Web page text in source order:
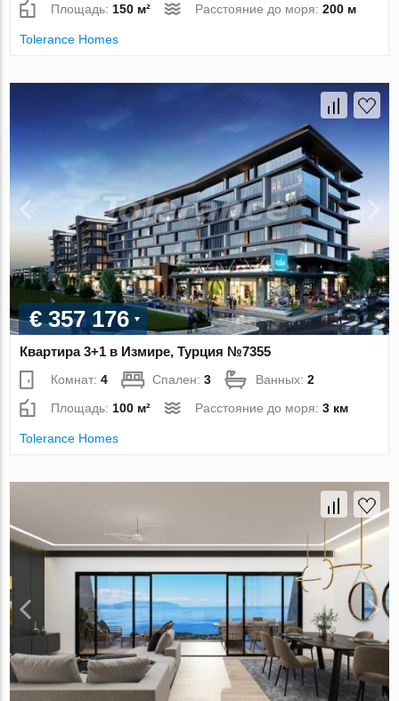
Площадь: 150 м² Расстояние до моря:200 м
Tolerance Homes
€ 357 176
Квартира 3+1 в Измире, Турция №7355
Комнат:4 Спален:3 Ванных:2
Площадь:100 м² Расстояние до моря:3 км
Tolerance Homes